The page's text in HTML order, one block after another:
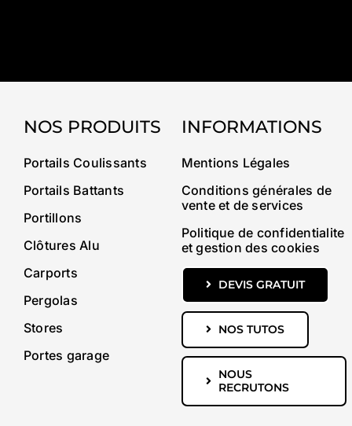
NOS PRODUITS
Portails Coulissants
Portails Battants
Portillons
Clôtures Alu
Carports
Pergolas
Stores
Portes garage
INFORMATIONS
Mentions Légales
Conditions générales de
vente et de services
Politique de confidentialite
et gestion des cookies
DEVIS GRATUIT
NOS TUTOS
NOUS
RECRUTONS